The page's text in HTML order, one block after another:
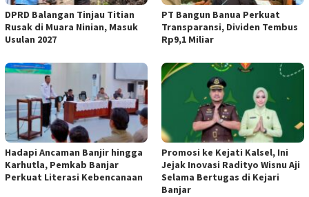
DPRD Balangan Tinjau Titian
Rusak di Muara Ninian, Masuk
Usulan 2027
PT Bangun Banua Perkuat
Transparansi, Dividen Tembus
Rp9,1 Miliar
Hadapi Ancaman Banjir hingga
Karhutla, Pemkab Banjar
Perkuat Literasi Kebencanaan
Promosi ke Kejati Kalsel, Ini
Jejak Inovasi Radityo Wisnu Aji
Selama Bertugas di Kejari
Banjar